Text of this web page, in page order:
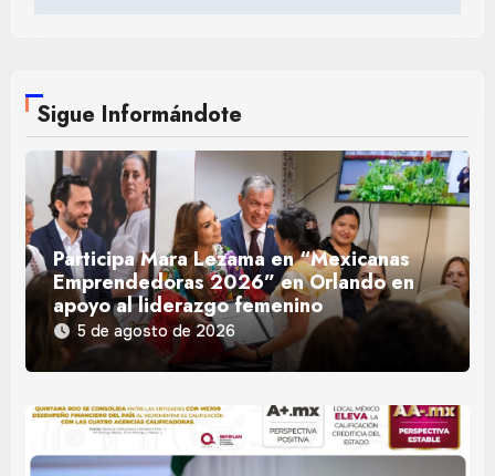
Sigue Informándote
Participa Mara Lezama en “Mexicanas
Emprendedoras 2026” en Orlando en
apoyo al liderazgo femenino
5 de agosto de 2026